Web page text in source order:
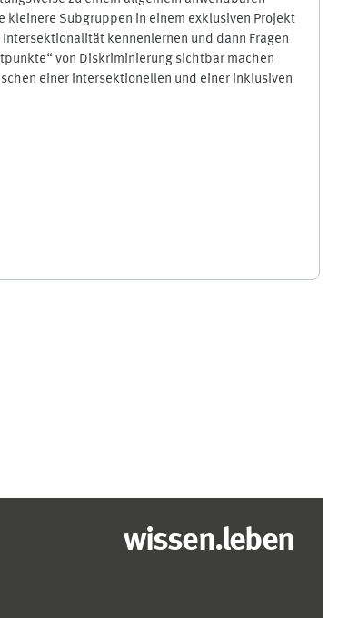
Subgruppen in einem exklusiven Projekt
kennenlernen und dann Fragen
von Diskriminierung sichtbar machen
einer intersektionellen und einer inklusiven
wissen.leben